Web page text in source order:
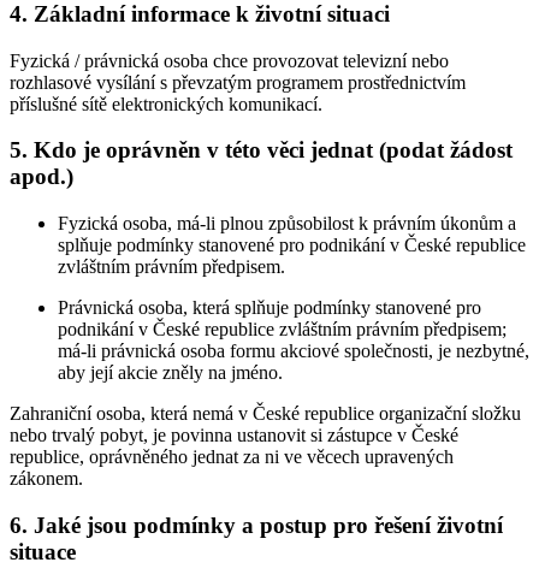
4. Základní informace k životní situaci
Fyzická / právnická osoba chce provozovat televizní nebo
rozhlasové vysílání s převzatým programem prostřednictvím
příslušné sítě elektronických komunikací.
5. Kdo je oprávněn v této věci jednat (podat žádost
apod.)
Fyzická osoba, má-li plnou způsobilost k právním úkonům a
splňuje podmínky stanovené pro podnikání v České republice
zvláštním právním předpisem.
Právnická osoba, která splňuje podmínky stanovené pro
podnikání v České republice zvláštním právním předpisem;
má-li právnická osoba formu akciové společnosti, je nezbytné,
aby její akcie zněly na jméno.
Zahraniční osoba, která nemá v České republice organizační složku
nebo trvalý pobyt, je povinna ustanovit si zástupce v České
republice, oprávněného jednat za ni ve věcech upravených
zákonem.
6. Jaké jsou podmínky a postup pro řešení životní
situace